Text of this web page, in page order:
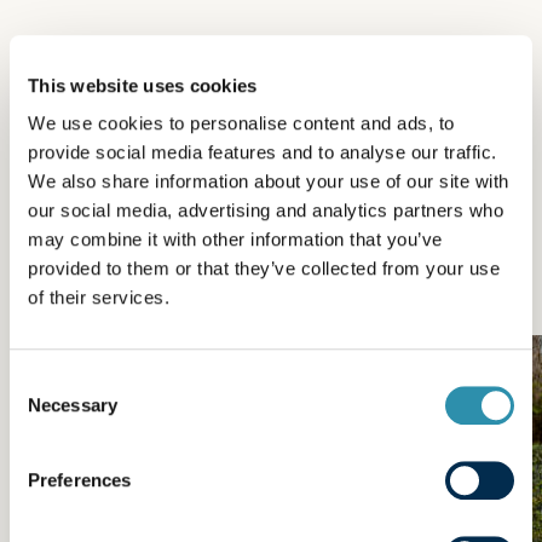
This website uses cookies
We use cookies to personalise content and ads, to
provide social media features and to analyse our traffic.
We also share information about your use of our site with
our social media, advertising and analytics partners who
may combine it with other information that you’ve
provided to them or that they’ve collected from your use
of their services.
Selection
Necessary
Preferences
D'autres actualités de la
catégorie
La vie de Laïta
La Passion du Lait® et l’engagement au cœur de nos
produits, de nos équipes, de nos actions.